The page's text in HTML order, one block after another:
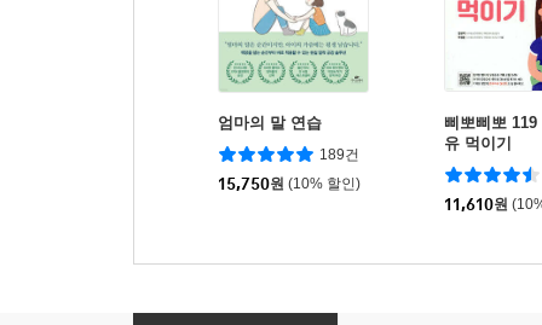
엄마의 말 연습
189건
15,750원 (10% 할인)
삐뽀삐뽀
유 먹이기
11,610원